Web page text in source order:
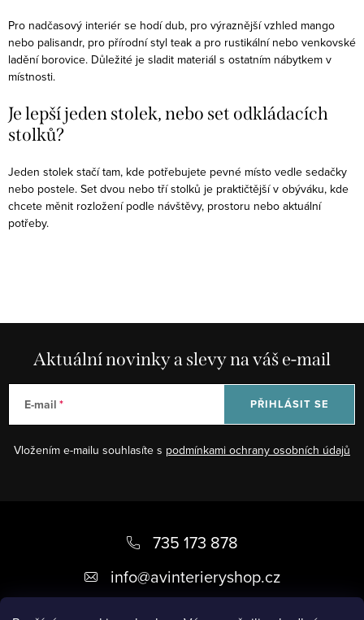
Pro nadčasový interiér se hodí dub, pro výraznější vzhled mango
nebo palisandr, pro přírodní styl teak a pro rustikální nebo venkovské
ladění borovice. Důležité je sladit materiál s ostatním nábytkem v
místnosti.
Je lepší jeden stolek, nebo set odkládacích
stolků?
Jeden stolek stačí tam, kde potřebujete pevné místo vedle sedačky
nebo postele. Set dvou nebo tří stolků je praktičtější v obýváku, kde
chcete měnit rozložení podle návštěvy, prostoru nebo aktuální
potřeby.
Aktuální novinky a slevy na váš e-mail
E-mail
Vložením e-mailu souhlasíte s podmínkami ochrany osobních údajů
PŘIHLÁSIT SE
a
735 173 878
info@avinterieryshop.cz